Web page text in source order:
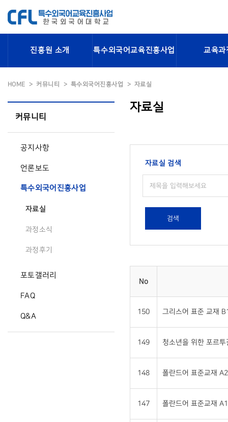
진흥원 소개 특수외국어교육진흥사업 교육과
HOME 커뮤니티 특수외국어진흥사업 자료실
커뮤니티
공지사항
언론보도
특수외국어진흥사업
자료실
과정소식
과정후기
포토갤러리
FAQ
Q&A
자료실
자료실 검색
검색
No
150 그리스어 표준 교재
149 청소년을 위한 포르
148 폴란드어 표준교재
147 폴란드어 표준교재